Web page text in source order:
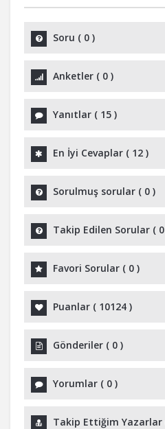
Soru ( 0 )
Anketler ( 0 )
Yanıtlar ( 15 )
En İyi Cevaplar ( 12 )
Sorulmuş sorular ( 0 )
Takip Edilen Sorular ( 0
Favori Sorular ( 0 )
Puanlar ( 10124 )
Gönderiler ( 0 )
Yorumlar ( 0 )
Takip Ettiğim Yazarlar